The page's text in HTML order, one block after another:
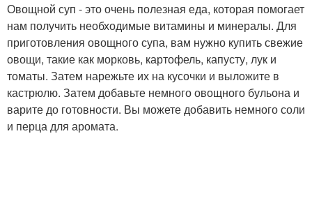
Овощной суп - это очень полезная еда, которая помогает
нам получить необходимые витамины и минералы. Для
приготовления овощного супа, вам нужно купить свежие
овощи, такие как морковь, картофель, капусту, лук и
томаты. Затем нарежьте их на кусочки и выложите в
кастрюлю. Затем добавьте немного овощного бульона и
варите до готовности. Вы можете добавить немного соли
и перца для аромата.